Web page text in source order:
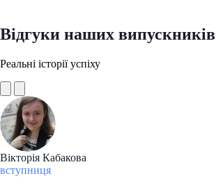
Відгуки наших випускників
Реальні історії успіху
Вікторія Кабакова
вступниця